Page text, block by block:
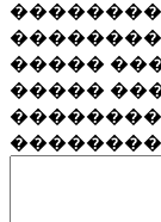
�����
�����